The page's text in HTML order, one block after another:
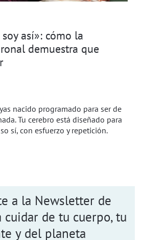
así»: cómo la
demuestra que
nacido programado para ser de
Tu cerebro está diseñado para
sí, con esfuerzo y repetición.
a la Newsletter de
cuidar de tu cuerpo, tu
y del planeta